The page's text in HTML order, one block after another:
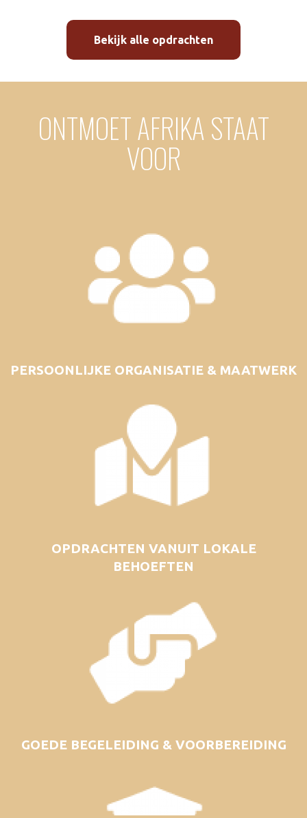
Bekijk alle opdrachten
ONTMOET AFRIKA STAAT
VOOR
PERSOONLIJKE ORGANISATIE & MAATWERK
OPDRACHTEN VANUIT LOKALE
BEHOEFTEN
GOEDE BEGELEIDING & VOORBEREIDING